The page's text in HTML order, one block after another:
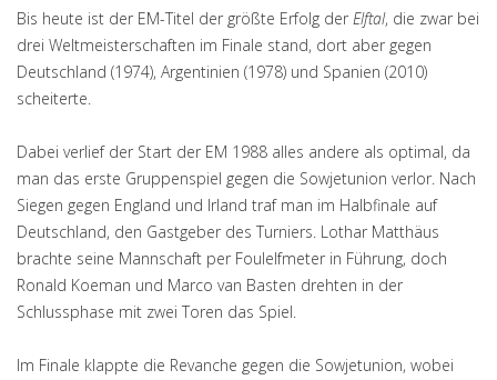
Bis heute ist der EM-Titel der größte Erfolg der Elftal, die zwar bei
drei Weltmeisterschaften im Finale stand, dort aber gegen
Deutschland (1974), Argentinien (1978) und Spanien (2010)
scheiterte.
Dabei verlief der Start der EM 1988 alles andere als optimal, da
man das erste Gruppenspiel gegen die Sowjetunion verlor. Nach
Siegen gegen England und Irland traf man im Halbfinale auf
Deutschland, den Gastgeber des Turniers. Lothar Matthäus
brachte seine Mannschaft per Foulelfmeter in Führung, doch
Ronald Koeman und Marco van Basten drehten in der
Schlussphase mit zwei Toren das Spiel.
Im Finale klappte die Revanche gegen die Sowjetunion, wobei